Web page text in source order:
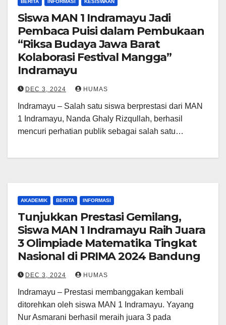
Siswa MAN 1 Indramayu Jadi
Pembaca Puisi dalam Pembukaan
“Riksa Budaya Jawa Barat
Kolaborasi Festival Mangga”
Indramayu
DEC 3, 2024 HUMAS
Indramayu – Salah satu siswa berprestasi dari MAN
1 Indramayu, Nanda Ghaly Rizqullah, berhasil
mencuri perhatian publik sebagai salah satu…
AKADEMIK BERITA INFORMASI
Tunjukkan Prestasi Gemilang,
Siswa MAN 1 Indramayu Raih Juara
3 Olimpiade Matematika Tingkat
Nasional di PRIMA 2024 Bandung
DEC 3, 2024 HUMAS
Indramayu – Prestasi membanggakan kembali
ditorehkan oleh siswa MAN 1 Indramayu. Yayang
Nur Asmarani berhasil meraih juara 3 pada